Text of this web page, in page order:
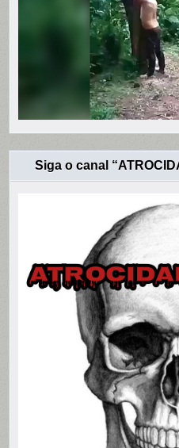
Siga o canal